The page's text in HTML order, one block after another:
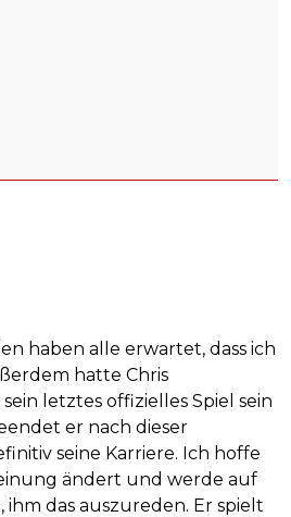
haben alle erwartet, dass ich
hatte Chris
letztes offizielles Spiel sein
er nach dieser
seine Karriere. Ich hoffe
ändert und werde auf
ihm das auszureden. Er spielt